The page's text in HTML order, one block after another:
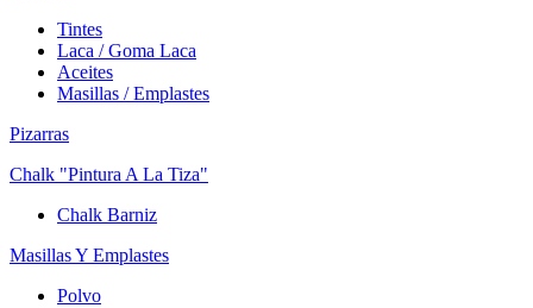
Tintes
Laca / Goma Laca
Aceites
Masillas / Emplastes
Pizarras
Chalk "Pintura A La Tiza"
Chalk Barniz
Masillas Y Emplastes
Polvo